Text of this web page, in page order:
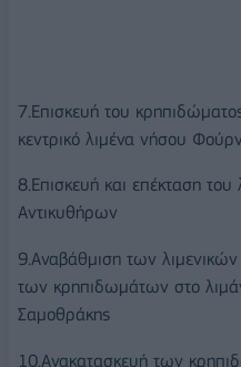
7.Επισκευή του
κεντρικό λιμένα νήσου
8.Επισκευή και επέκταση
Αντικυθήρων
9.Αναβάθμιση των
των κρηπιδωμάτων στο
Σαμοθράκης
10.Ανακατασκευή των